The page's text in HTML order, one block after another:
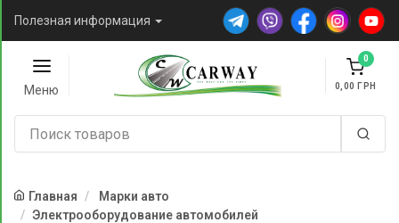
Полезная информация
Меню
0
0,00
Главная
Марки авто
Электрооборудование автомобилей